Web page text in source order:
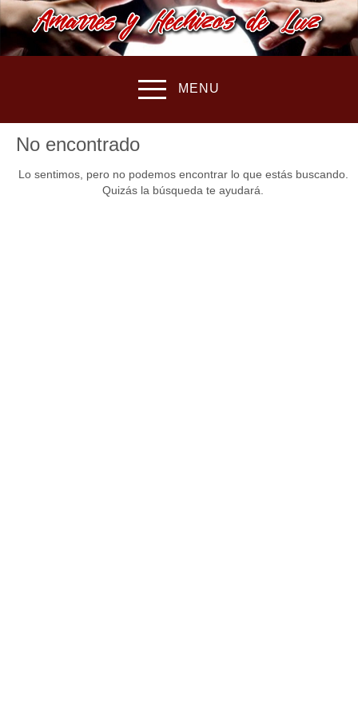
MENU
No encontrado
Lo sentimos, pero no podemos encontrar lo que estás buscando.
Quizás la búsqueda te ayudará.